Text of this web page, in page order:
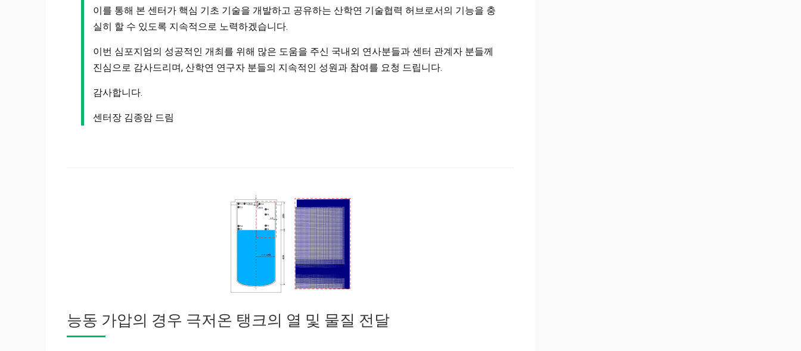
이를 통해 본 센터가 핵심 기초 기술을 개발하고 공유하는 산학연 기술협력 허브로서의 기능을 충
실히 할 수 있도록 지속적으로 노력하겠습니다.
이번 심포지엄의 성공적인 개최를 위해 많은 도움을 주신 국내외 연사분들과 센터 관계자 분들께
진심으로 감사드리며, 산학연 연구자 분들의 지속적인 성원과 참여를 요청 드립니다.
감사합니다.
센터장 김종암 드림
능동 가압의 경우 극저온 탱크의 열 및 물질 전달